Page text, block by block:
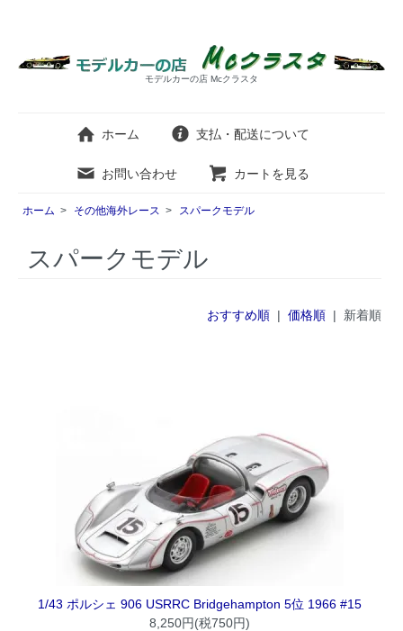
モデルカーの店 Mcクラスタ
ホーム 支払・配送について
お問い合わせ カートを見る
ホーム > その他海外レース > スパークモデル
スパークモデル
おすすめ順| 価格順| 新着順
1/43 ポルシェ 906 USRRC Bridgehampton 5位 1966 #15
8,250円(税750円)